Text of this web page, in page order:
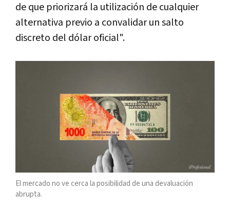
de que priorizará la utilización de cualquier
alternativa previo a convalidar un salto
discreto del dólar oficial".
El mercado no ve cerca la posibilidad de una devaluación
abrupta.